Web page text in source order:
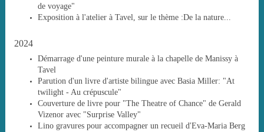
de voyage"
Exposition à l'atelier à Tavel, sur le thème :De la nature...
2024
Démarrage d'une peinture murale à la chapelle de Manissy à
Tavel
Parution d'un livre d'artiste bilingue avec Basia Miller: "At
twilight - Au crépuscule"
Couverture de livre pour "The Theatre of Chance" de Gerald
Vizenor avec "Surprise Valley"
Lino gravures pour accompagner un recueil d'Eva-Maria Berg